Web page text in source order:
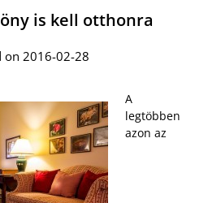
is kell otthonra
on 2016-02-28
A
legtöbben
azon az